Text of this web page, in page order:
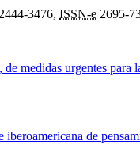
2444-3476, ISSN-e 2695-
medidas urgentes
de